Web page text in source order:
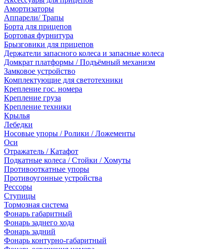
Амортизаторы
Аппарели/ Трапы
Борта для прицепов
Бортовая фурнитура
Брызговики для прицепов
Держатели запасного колеса и запасные колеса
Домкрат платформы / Подъёмный механизм
Замковое устройство
Комплектующие для светотехники
Крепление гос. номера
Крепление груза
Крепление техники
Крылья
Лебедки
Носовые упоры / Ролики / Ложементы
Оси
Отражатель / Катафот
Подкатные колеса / Стойки / Хомуты
Противооткатные упоры
Противоугонные устройства
Рессоры
Ступицы
Тормозная система
Фонарь габаритный
Фонарь заднего хода
Фонарь задний
Фонарь контурно-габаритный